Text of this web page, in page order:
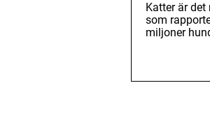
Katter är
som
miljoner